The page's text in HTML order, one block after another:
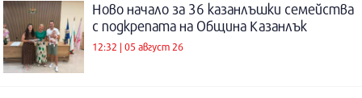
Ново начало за 36 казанлъшки семейства
с подкрепата на Община Казанлък
12:32 | 05 август 26